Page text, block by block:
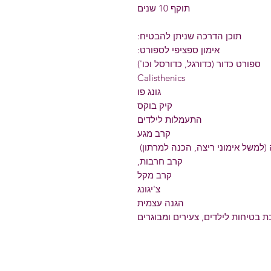
תוקף 10 שנים
תוכן הדרכה שניתן להבטיח:
אימון ספציפי לספורט:
ספורט כדור (כדורגל, כדורסל וכו')
Calisthenics
גונג פו
קיק בוקס
התעמלות לילדים
קרב מגע
אימוני ריצה, הכנה למרתון)
קרב חרבות,
קרב מקל
צ'יגונג
הגנה עצמית
בטיחות לילדים, צעירים ומבוגרים